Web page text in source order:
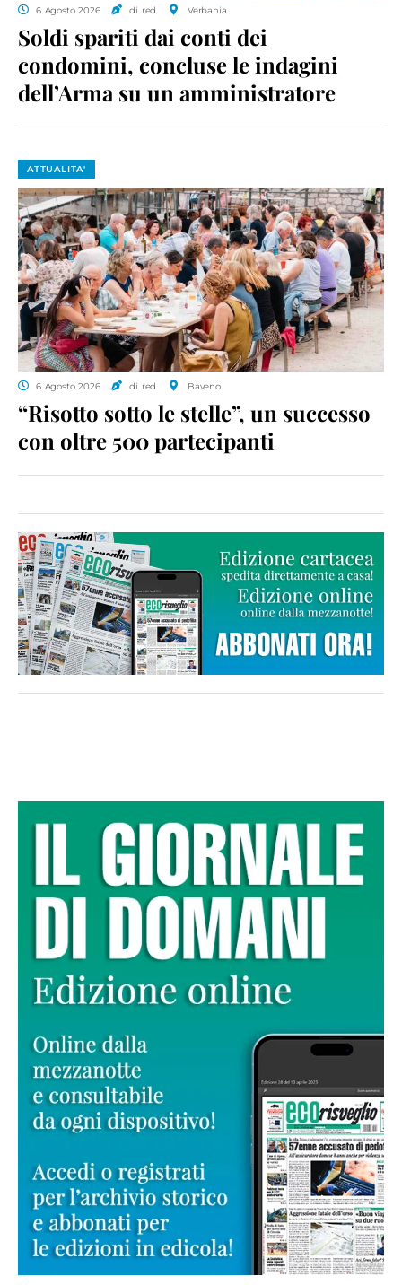
6 Agosto 2026 di red. Verbania
Soldi spariti dai conti dei
condomini, concluse le indagini
dell’Arma su un amministratore
ATTUALITA'
6 Agosto 2026 di red. Baveno
“Risotto sotto le stelle”, un successo
con oltre 500 partecipanti